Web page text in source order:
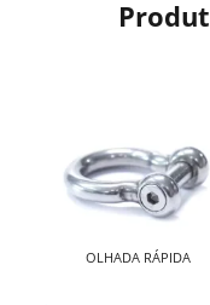
OLHADA RÁPIDA